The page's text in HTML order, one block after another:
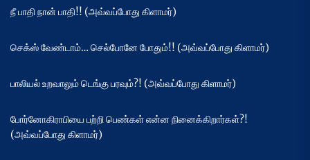
நீ பாதி நான் பாதி!! (அவ்வப்போது கிளாமர்)
செக்ஸ் வேண்டாம்… செல்போனே போதும்!! (அவ்வப்போது கிளாமர்)
பாலியல் உறவாலும் டெங்கு பரவும்?! (அவ்வப்போது கிளாமர்)
போர்னோகிராபியை பற்றி பெண்கள் என்ன நினைக்கிறார்கள்?!
(அவ்வப்போது கிளாமர்)